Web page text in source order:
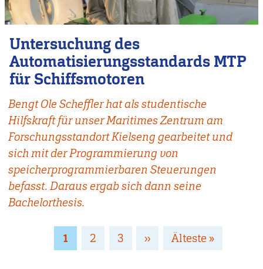
Untersuchung des
Automatisierungsstandards MTP
für Schiffsmotoren
Bengt Ole Scheffler hat als studentische
Hilfskraft für unser Maritimes Zentrum am
Forschungsstandort Kielseng gearbeitet und
sich mit der Programmierung von
speicherprogrammierbaren Steuerungen
befasst. Daraus ergab sich dann seine
Bachelorthesis.
Seitennummerierung
Page
1 Page
2 Page
3
Nächste
››
Letzte
Älteste »